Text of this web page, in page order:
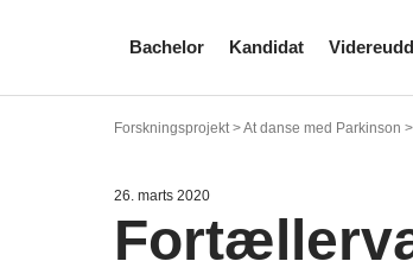
Bachelor Kandidat
Forskningsprojekt > At danse med Parkinson
26. marts 2020